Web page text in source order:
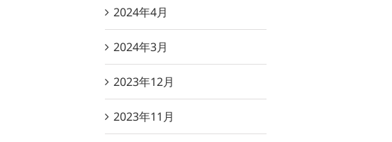
2024年4月
2024年3月
2023年12月
2023年11月